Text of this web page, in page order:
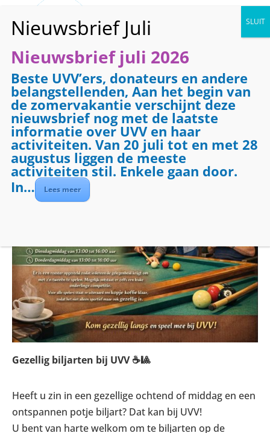
« Alle Evenementen
Evenementenreeks:Biljarten
Biljarten
16 februari 2027 @ 09:00 -12:00
Gezellig biljarten bij UVV ☕🎱
Heeft u zin in een gezellige ochtend of middag en een
ontspannen potje biljart? Dat kan bij UVV!
U bent van harte welkom om te biljarten op de
Nieuwsbrief juli 2026
Beste UVV’ers, donateurs en andere
belangstellenden, Aan het begin van
de zomervakantie verschijnt deze
nieuwsbrief nog met de laatste
informatie over UVV en haar
activiteiten. Van 20 juli tot en met 28
augustus liggen de meeste
activiteiten stil. Enkele gaan door.
In…
Lees meer